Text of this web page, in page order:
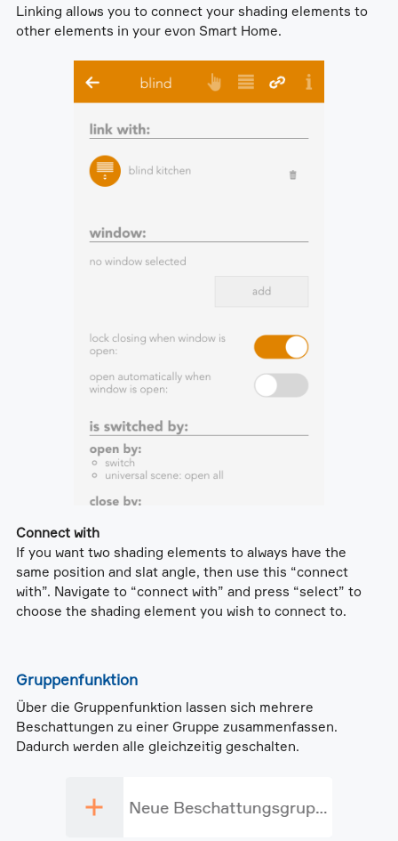
Linking allows you to connect your shading elements to
other elements in your evon Smart Home.
Connect with
If you want two shading elements to always have the
same position and slat angle, then use this “connect
with”. Navigate to “connect with” and press “select” to
choose the shading element you wish to connect to.
Gruppenfunktion
Über die Gruppenfunktion lassen sich mehrere
Beschattungen zu einer Gruppe zusammenfassen.
Dadurch werden alle gleichzeitig geschalten.